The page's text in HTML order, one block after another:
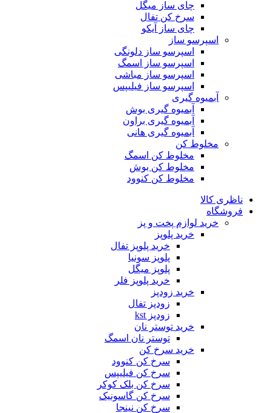
چای ساز میگل
سرخ کن تفال
چای ساز آیکو
اسپرسو ساز
اسپرسو ساز دلونگی
اسپرسو ساز اسمگ
اسپرسو ساز مباشی
اسپرسو ساز فیلیپس
آبمیوه گیری
آبمیوه گیری بوش
آبمیوه گیری براون
آبمیوه گیری هانی
مخلوط کن
مخلوط کن اسمگ
مخلوط کن بوش
مخلوط کن کنوود
ناظری کالا
فروشگاه
خرید لوازم پخت و پز
خرید پلوپز
خرید پلوپز تفال
پلوپز سونیا
پلوپز میگل
خرید پلوپز فلر
خرید زودپز
زودپز تفال
زودپز kst
خرید توستر نان
توستر نان اسمگ
خرید سرخ کن
سرخ کن کنوود
سرخ کن فیلیپس
سرخ کن بلک کوکر
سرخ کن گاسونیک
سرخ کن نینجا